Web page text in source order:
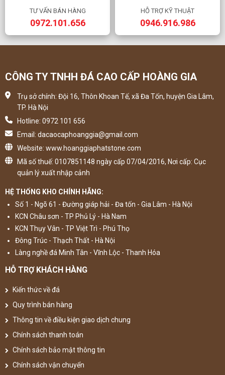
TƯ VẤN BÁN HÀNG
0972.101.656
HỖ TRỢ KỸ THUẬT
0946.916.986
CÔNG TY TNHH ĐÁ CAO CẤP HOÀNG GIA
Trụ sở chính: Đội 16, Thôn Khoan Tế, xã Đa Tốn, huyện Gia Lâm,
TP. Hà Nội
Hotline: 0972 101 656
Email: dacaocaphoanggia@gmail.com
Website: www.hoanggiaphatstone.com
Mã số thuế: 0107851148 ngày cấp 07/04/2016, Nơi cấp: Cục
quản lý xuất nhập cảnh
HỆ THỐNG KHO CHÍNH HÃNG:
Số 1 - Ngõ 61 - Đường giáp hải - Đa tốn - Gia Lâm - Hà Nội
KCN Châu sơn - TP Phủ Lý - Hà Nam
KCN Thụy Vân - TP Việt Trì - Phú Thọ
Đông Trúc - Thạch Thất - Hà Nội
Làng nghề đá Minh Tân - Vĩnh Lộc - Thanh Hóa
HỖ TRỢ KHÁCH HÀNG
Kiến thức về đá
Quy trình bán hàng
Thông tin về điều kiện giao dịch chung
Chính sách thanh toán
Chính sách bảo mật thông tin
Chính sách vận chuyển